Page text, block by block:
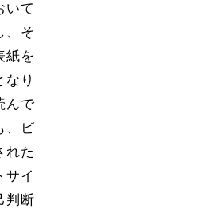
いて
、そ
紙を
り
んで
、ビ
れた
サイ
判断